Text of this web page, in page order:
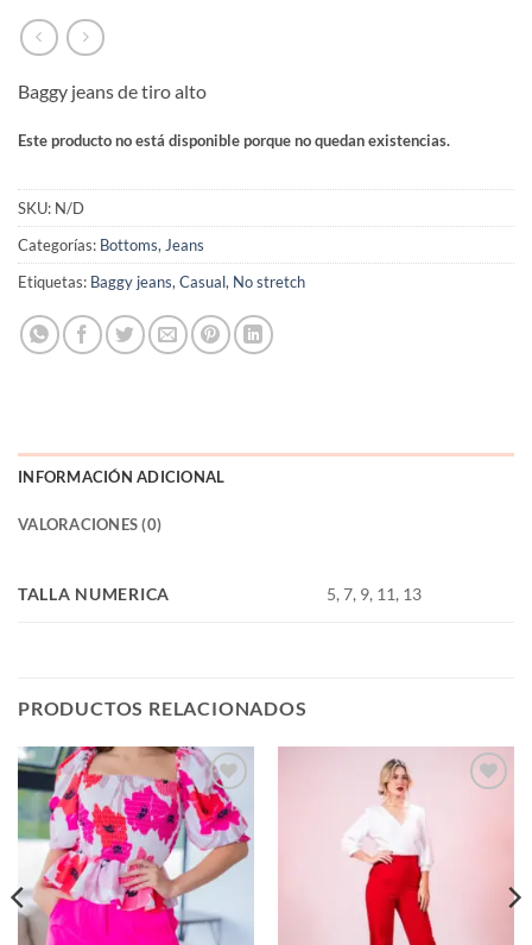
Baggy jeans de tiro alto
Este producto no está disponible porque no quedan existencias.
SKU: N/D
Categorías: Bottoms, Jeans
Etiquetas: Baggy jeans, Casual, No stretch
INFORMACIÓN ADICIONAL
VALORACIONES (0)
TALLA NUMERICA 5, 7, 9, 11, 13
PRODUCTOS RELACIONADOS
Añadir
a la
lista de
deseos